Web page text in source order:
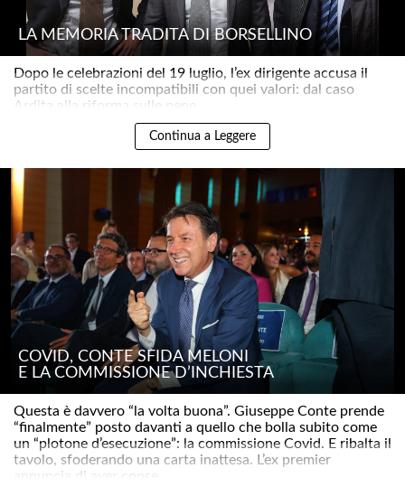
LA MEMORIA TRADITA DI BORSELLINO
Dopo le celebrazioni del 19 luglio, l’ex dirigente accusa il
partito di scelte incompatibili con quei valori: dal caso
Ardita alla riforma sulle pene..
Continua a Leggere
COVID, CONTE SFIDA MELONI
E LA COMMISSIONE D’INCHIESTA
Questa è davvero “la volta buona”. Giuseppe Conte prende
“finalmente” posto davanti a quello che bolla subito come
un “plotone d’esecuzione”: la commissione Covid. E ribalta il
tavolo, sfoderando una carta inattesa. L’ex premier
annuncia di aver conse..